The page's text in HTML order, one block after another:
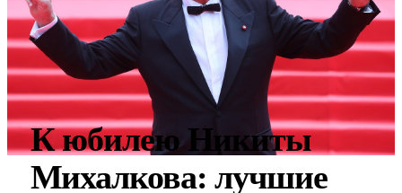
К юбилею Никиты
Михалкова: лучшие